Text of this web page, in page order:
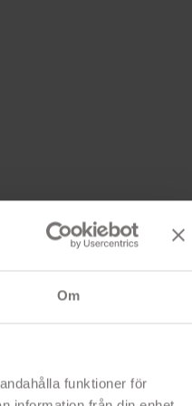
Om
funktioner för